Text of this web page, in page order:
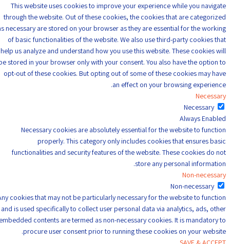
This website uses cookies to improve your experience while you navigate
through the website. Out of these cookies, the cookies that are categorized
as necessary are stored on your browser as they are essential for the working
of basic functionalities of the website. We also use third-party cookies that
help us analyze and understand how you use this website. These cookies will
be stored in your browser only with your consent. You also have the option to
opt-out of these cookies. But opting out of some of these cookies may have
an effect on your browsing experience.
Necessary
Necessary
Always Enabled
Necessary cookies are absolutely essential for the website to function
properly. This category only includes cookies that ensures basic
functionalities and security features of the website. These cookies do not
store any personal information.
Non-necessary
Non-necessary
Any cookies that may not be particularly necessary for the website to function
and is used specifically to collect user personal data via analytics, ads, other
embedded contents are termed as non-necessary cookies. It is mandatory to
procure user consent prior to running these cookies on your website.